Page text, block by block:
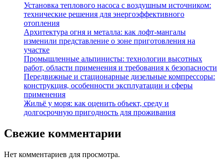
Установка теплового насоса с воздушным источником:
технические решения для энергоэффективного
отопления
Архитектура огня и металла: как лофт-мангалы
изменили представление о зоне приготовления на
участке
Промышленные альпинисты: технологии высотных
работ, области применения и требования к безопасности
Передвижные и стационарные дизельные компрессоры:
конструкция, особенности эксплуатации и сферы
применения
Жильё у моря: как оценить объект, среду и
долгосрочную пригодность для проживания
Свежие комментарии
Нет комментариев для просмотра.